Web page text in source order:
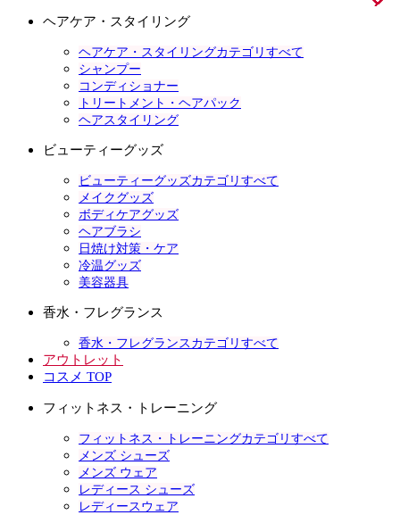
ヘアケア・スタイリング
ヘアケア・スタイリングカテゴリすべて
シャンプー
コンディショナー
トリートメント・ヘアパック
ヘアスタイリング
ビューティーグッズ
ビューティーグッズカテゴリすべて
メイクグッズ
ボディケアグッズ
ヘアブラシ
日焼け対策・ケア
冷温グッズ
美容器具
香水・フレグランス
香水・フレグランスカテゴリすべて
アウトレット
コスメ TOP
フィットネス・トレーニング
フィットネス・トレーニングカテゴリすべて
メンズ シューズ
メンズ ウェア
レディース シューズ
レディースウェア